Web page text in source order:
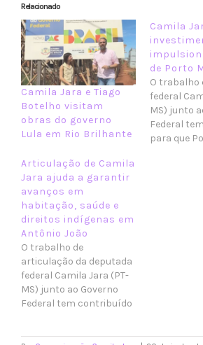
Relacionado
Camila Jara e Tiago
Botelho visitam
obras do governo
Lula em Rio Brilhante
Camila
de Porto
O trabalho
federal
MS) junto
Federal
para que
Articulação de Camila
Jara ajuda a garantir
avanços em
habitação, saúde e
direitos indígenas em
Antônio João
O trabalho de
articulação da deputada
federal Camila Jara (PT-
MS) junto ao Governo
Federal tem contribuído